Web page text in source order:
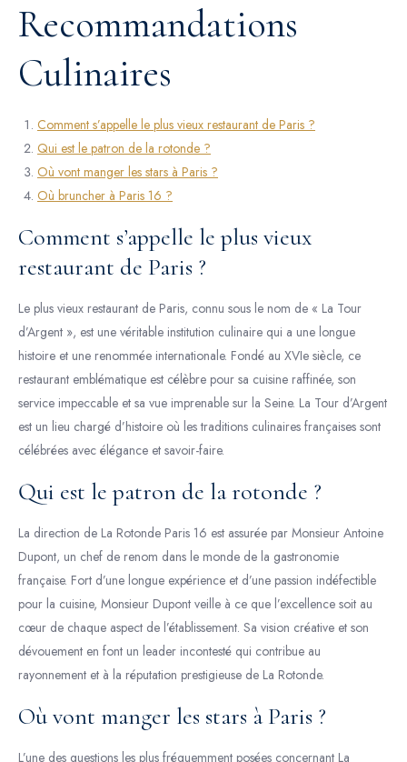
Recommandations
Culinaires
Comment s’appelle le plus vieux restaurant de Paris ?
Qui est le patron de la rotonde ?
Où vont manger les stars à Paris ?
Où bruncher à Paris 16 ?
Comment s’appelle le plus vieux
restaurant de Paris ?
Le plus vieux restaurant de Paris, connu sous le nom de « La Tour
d’Argent », est une véritable institution culinaire qui a une longue
histoire et une renommée internationale. Fondé au XVIe siècle, ce
restaurant emblématique est célèbre pour sa cuisine raffinée, son
service impeccable et sa vue imprenable sur la Seine. La Tour d’Argent
est un lieu chargé d’histoire où les traditions culinaires françaises sont
célébrées avec élégance et savoir-faire.
Qui est le patron de la rotonde ?
La direction de La Rotonde Paris 16 est assurée par Monsieur Antoine
Dupont, un chef de renom dans le monde de la gastronomie
française. Fort d’une longue expérience et d’une passion indéfectible
pour la cuisine, Monsieur Dupont veille à ce que l’excellence soit au
cœur de chaque aspect de l’établissement. Sa vision créative et son
dévouement en font un leader incontesté qui contribue au
rayonnement et à la réputation prestigieuse de La Rotonde.
Où vont manger les stars à Paris ?
L’une des questions les plus fréquemment posées concernant La